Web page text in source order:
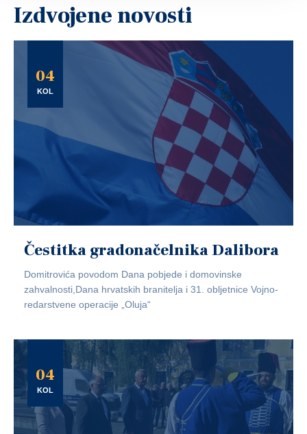
Izdvojene novosti
04
KOL
Čestitka gradonačelnika Dalibora
Domitrovića povodom Dana pobjede i domovinske
zahvalnosti,Dana hrvatskih branitelja i 31. obljetnice Vojno-
redarstvene operacije „Oluja“
04
KOL